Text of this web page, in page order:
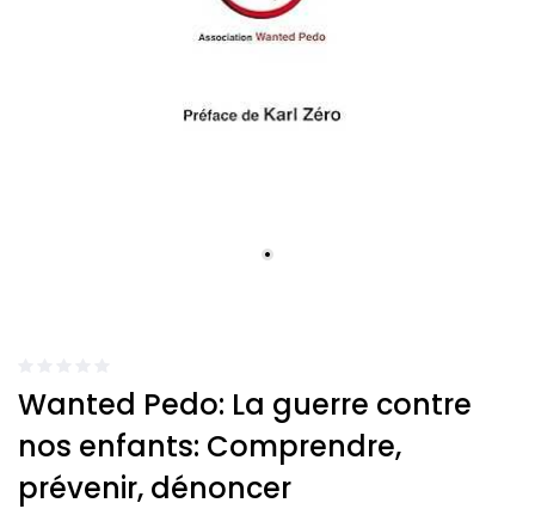
Wanted Pedo: La guerre contre
nos enfants: Comprendre,
prévenir, dénoncer